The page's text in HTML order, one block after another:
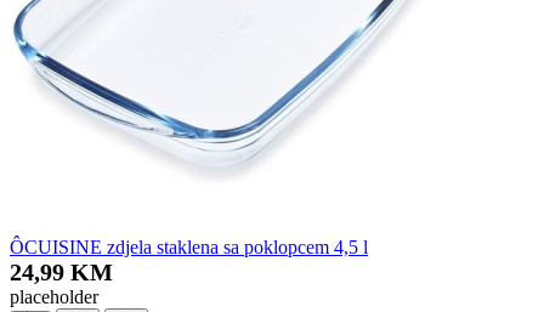
ÔCUISINE zdjela staklena sa poklopcem 4,5 l
24,99 KM
placeholder